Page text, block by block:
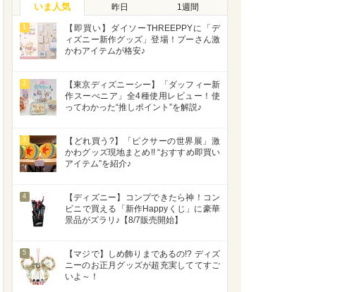
いま人気 昨日 1週間
1
【即買い】ダイソーTHREEPPYに「デ
ィズニー新作グッズ」登場！プーさん激
かわアイテムが格安♪
2
【東京ディズニーシー】「ダッフィー新
作スーべニア」全4種使用レビュー！使
ってわかった“推しポイント”を解説♪
3
【どれ買う?】「ピクサーの世界展」激
かわグッズ現地まとめ!! “おすすめ即買い
アイテム”を紹介♪
4
【ディズニー】コンプできたら神！コン
ビニで買える「新作Happyくじ」に豪華
景品がズラリ♪【8/7販売開始】
5
【マジで】しめ飾りまであるの!? ディズ
ニーのお正月グッズが超充実しててすご
いよ～！